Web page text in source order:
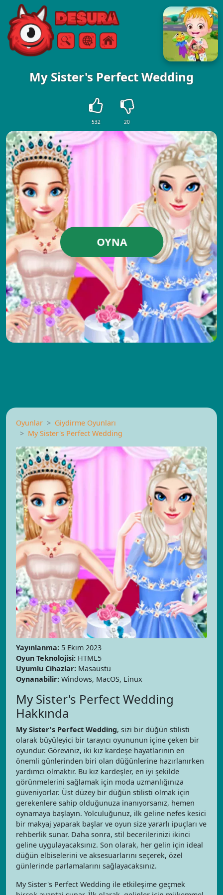
Free Online Games
AramaMenü
My Sister's Perfect Wedding
532 20
OYNA
Oyunlar
Giydirme Oyunları
My Sister's Perfect Wedding
Yayınlanma: 5 Ekim 2023
Oyun Teknolojisi: HTML5
Uyumlu Cihazlar: Masaüstü
Oynanabilir: Windows, MacOS, Linux
My Sister's Perfect Wedding
Hakkında
My Sister's Perfect Wedding, sizi bir düğün stilisti
olarak büyüleyici bir tarayıcı oyununun içine çeken bir
oyundur. Göreviniz, iki kız kardeşe hayatlarının en
önemli günlerinden biri olan düğünlerine hazırlanırken
yardımcı olmaktır. Bu kız kardeşler, en iyi şekilde
görünmelerini sağlamak için moda uzmanlığınıza
güveniyorlar. Üst düzey bir düğün stilisti olmak için
gerekenlere sahip olduğunuza inanıyorsanız, hemen
oynamaya başlayın. Yolculuğunuz, ilk geline nefes kesici
bir makyaj yaparak başlar ve oyun size yararlı ipuçları ve
rehberlik sunar. Daha sonra, stil becerilerinizi ikinci
geline uygulayacaksınız. Son olarak, her gelin için ideal
düğün elbiselerini ve aksesuarlarını seçerek, özel
günlerinde parlamalarını sağlayacaksınız.
My Sister's Perfect Wedding ile etkileşime geçmek